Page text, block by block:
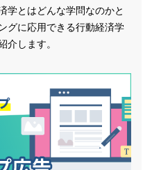
学とはどんな学問なのかと
グに応用できる行動経済学
介します。